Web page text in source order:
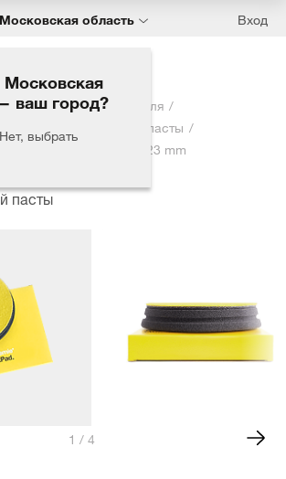
область
ваш город?
Нет, выбрать
Вход
Полировка автомобиля
Для Абразивной пасты
круг 126 x 23 mm
пасты
1 / 4